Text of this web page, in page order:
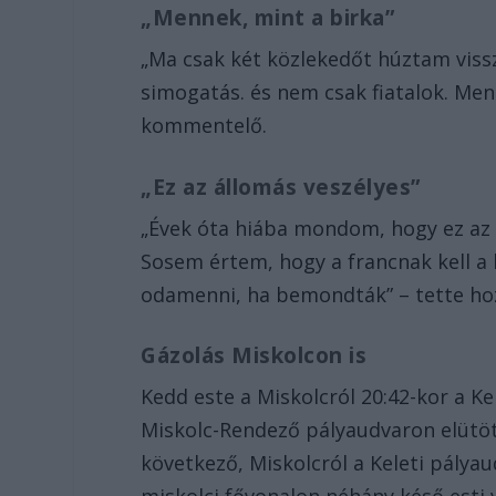
„Mennek, mint a birka”
„Ma csak két közlekedőt húztam
simogatás. és nem csak fiatalok.
kommentelő.
„Ez az állomás veszélyes”
„Évek óta hiába mondom, hogy ez
Sosem értem, hogy a francnak kell
odamenni, ha bemondták” – tette
Gázolás Miskolcon is
Kedd este a Miskolcról 20:42-kor a
Miskolc-Rendező pályaudvaron
következő, Miskolcról a Keleti